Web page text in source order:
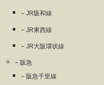
JR阪和線
JR東西線
JR大阪環状線
阪急
阪急千里線